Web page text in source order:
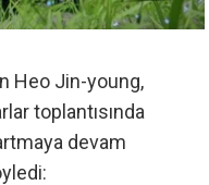
Heo Jin-young,
toplantısında
devam